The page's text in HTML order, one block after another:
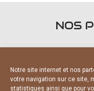
Notre site internet et nos
votre navigation sur ce site,
statistiques ainsi que pour
NOS